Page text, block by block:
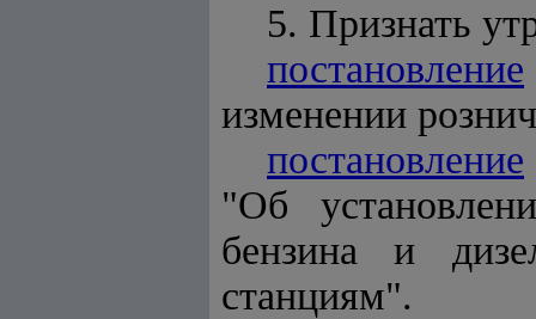
5. Признать
постановление
изменении
постановление
"Об
бензина и
станциям".